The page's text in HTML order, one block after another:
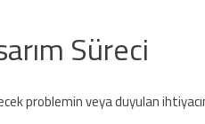
Süreci
problemin veya duyulan